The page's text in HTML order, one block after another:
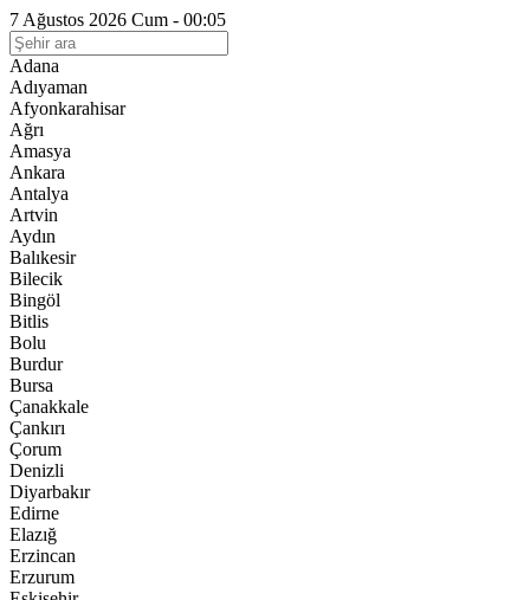
7 Ağustos 2026 Cum - 00:05
Adana
Adıyaman
Afyonkarahisar
Ağrı
Amasya
Ankara
Antalya
Artvin
Aydın
Balıkesir
Bilecik
Bingöl
Bitlis
Bolu
Burdur
Bursa
Çanakkale
Çankırı
Çorum
Denizli
Diyarbakır
Edirne
Elazığ
Erzincan
Erzurum